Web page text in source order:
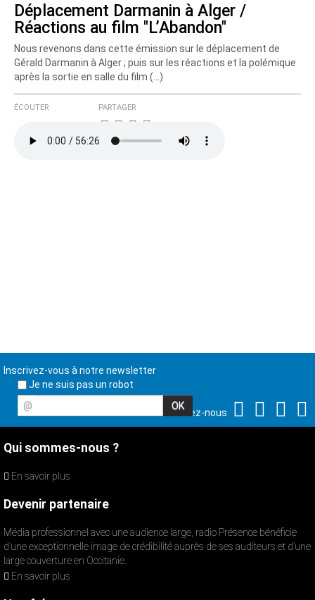
Déplacement Darmanin à Alger /
Réactions au film "L’Abandon"
Nous revenons dans cette émission sur le déplacement de
Gérald Darmanin à Alger ; puis sur les réactions et la polémique
après la sortie en salle du film (…)
ÉCOUTER PARTAGER
Inscrivez-vous à notre newsletter
Je ne suis pas un robot
@
Suivez-nous
Qui sommes-nous ?
En savoir plus
Devenir partenaire
Média professionnel avec une audience large, radio Présence bénéficie
d’une exceptionnelle image de crédibilité auprès de ses auditeurs et d’une
large couverture en Occitanie.
En savoir plus